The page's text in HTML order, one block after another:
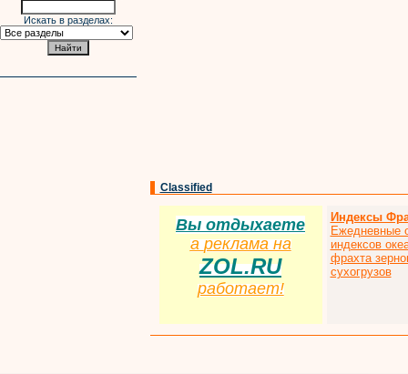
Искать в разделах:
Classified
Вы отдыхаете
ареклама на
ZOL.RU
работает!
Индексы
Ежедневные
индексов
фрахта
сухогрузов